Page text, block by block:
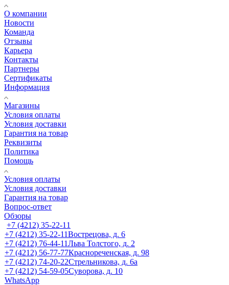
О компании
Новости
Команда
Отзывы
Карьера
Контакты
Партнеры
Сертификаты
Информация
Магазины
Условия оплаты
Условия доставки
Гарантия на товар
Реквизиты
Политика
Помощь
Условия оплаты
Условия доставки
Гарантия на товар
Вопрос-ответ
Обзоры
+7 (4212) 35-22-11
+7 (4212) 35-22-11Вострецова, д. 6
+7 (4212) 76-44-11Льва Толстого, д. 2
+7 (4212) 56-77-77Краснореченская, д. 98
+7 (4212) 74-20-22Стрельникова, д. 6а
+7 (4212) 54-59-05Суворова, д. 10
WhatsApp